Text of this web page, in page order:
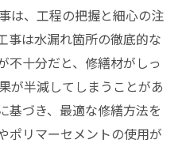
は、工程の把握と細心の注
事は水漏れ箇所の徹底的な
不十分だと、修繕材がしっ
が半減してしまうことがあ
基づき、最適な修繕方法を
ポリマーセメントの使用が